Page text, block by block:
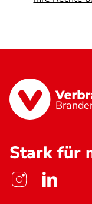
Stark für